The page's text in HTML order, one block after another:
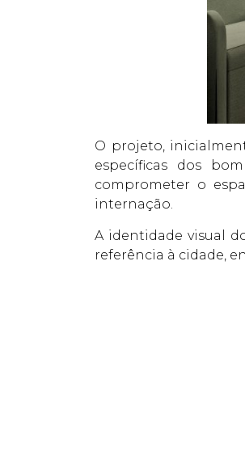
O projeto,
específicas dos
comprometer o
internação.
A identidade visual
referência à cidade,